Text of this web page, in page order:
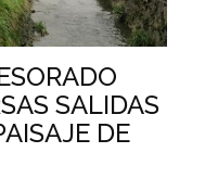
SALIDAS
DE